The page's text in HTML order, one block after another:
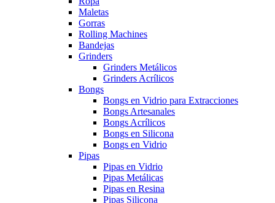
Maletas
Gorras
Rolling Machines
Bandejas
Grinders
Grinders Metálicos
Grinders Acrílicos
Bongs
Bongs en Vidrio para Extracciones
Bongs Artesanales
Bongs Acrílicos
Bongs en Silicona
Bongs en Vidrio
Pipas
Pipas en Vidrio
Pipas Metálicas
Pipas en Resina
Pipas Silicona